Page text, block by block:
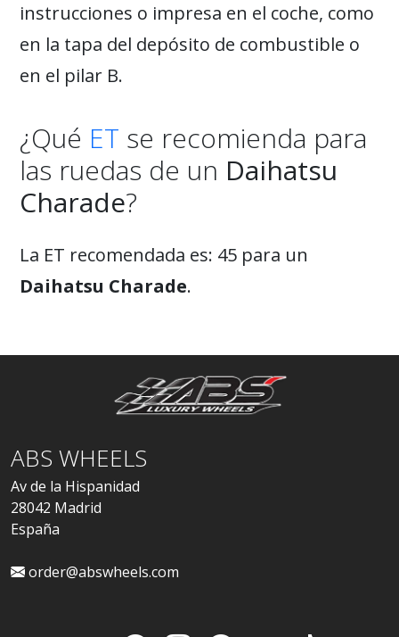
instrucciones o impresa en el coche, como
en la tapa del depósito de combustible o
en el pilar B.
¿Qué ET se recomienda para
las ruedas de un Daihatsu
Charade?
La ET recomendada es: 45 para un
Daihatsu Charade.
ABS WHEELS
Av de la Hispanidad
28042 Madrid
España
order@abswheels.com